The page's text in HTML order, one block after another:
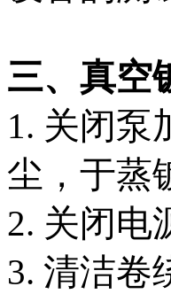
三、真空
1. 关闭泵
尘，于蒸
2. 关闭电
3. 清洁卷